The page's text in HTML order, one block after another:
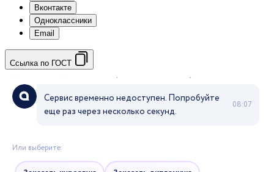
Вконтакте
Одноклассники
Email
Ссылка по ГОСТ